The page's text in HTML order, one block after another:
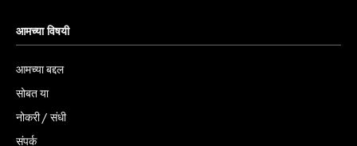
आमच्या विषयी
आमच्या बद्दल
सोबत या
नोकरी / संधी
संपर्क